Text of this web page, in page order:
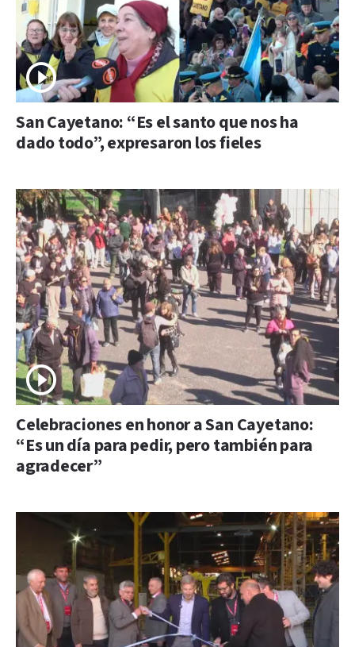
San Cayetano: “Es el santo que nos ha
dado todo”, expresaron los fieles
Celebraciones en honor a San Cayetano:
“Es un día para pedir, pero también para
agradecer”